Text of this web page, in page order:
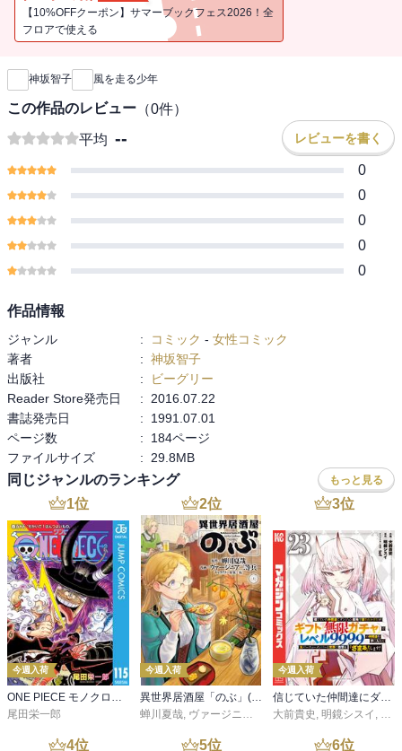
【10%OFFクーポン】サマーブックフェス2026！全
フロアで使える
新刊通知
神坂智子 風を走る少年
この作品のレビュー （0件）
平均 -- レビューを書く
0
0
0
0
0
作品情報
ジャンル : コミック - 女性コミック
著者
: 神坂智子
出版社
:
ビーグリー
Reader Store発売日
:
2016.07.22
書誌発売日
:
1991.07.01
ページ数
:
184ページ
ファイルサイズ
: 29.8MB
同じジャンルのランキング もっと見る
1位
今週入荷
ONE PIECE モノクロ版 115
尾田栄一郎
2位
今週入荷
異世界居酒屋「のぶ」(22)
蝉川夏哉, ヴァージニア二等兵 ,転
3位
今週入荷
信じていた仲間達にダンジョン奥地で殺されかけたがギフト『無限ガチャ』でレベル９９９９の仲間達を手に入れて元パーティーメンバーと世界に復讐＆『ざまぁ！』します！（２３）
大前貴史 , 明鏡シスイ , ｔ
4位 5位 6位